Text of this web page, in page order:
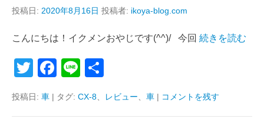
投稿日: 2020年8月16日 投稿者: ikoya-blog.com
こんにちは！イクメンおやじです(^^)/ 今回 続きを読む
T
wi
tt
F
c
Li
e
投稿日: 車 | タグ: CX-8、 レビュー、 車 | コメントを残す